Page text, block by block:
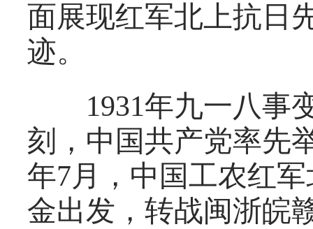
面展现红军北上抗日
迹。
1931年九一八事变
刻，中国共产党率先
年7月，中国工农红
金出发，转战闽浙皖